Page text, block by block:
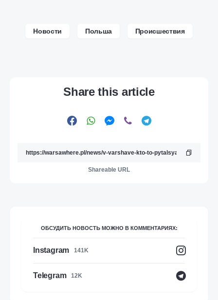
Новости Польша Происшествия
Share this article
Shareable URL
ОБСУДИТЬ НОВОСТЬ МОЖНО В КОММЕНТАРИЯХ:
Instagram 141K
Telegram 12K